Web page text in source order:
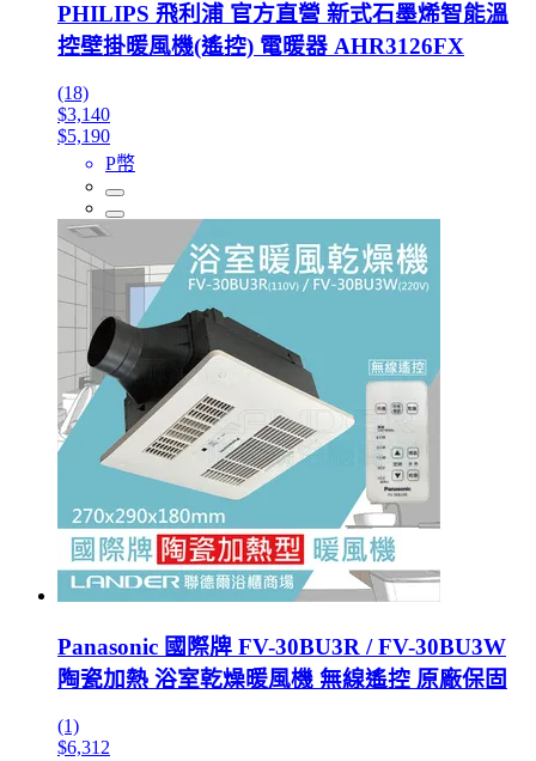
PHILIPS 飛利浦 官方直營 新式石墨烯智能溫
控壁掛暖風機(遙控) 電暖器 AHR3126FX
(18)
$3,140
$5,190
P幣
Panasonic 國際牌 FV-30BU3R / FV-30BU3W
陶瓷加熱 浴室乾燥暖風機 無線遙控 原廠保固
(1)
$6,312